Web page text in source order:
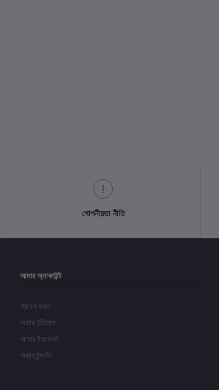
গোপনীয়তা নীতি
আমার অ্যাকাউন্ট
প্রবেশ করুন
অর্ডার ইতিহাস
আমার ইচ্ছাগুলি
অর্ডার ট্র্যাকিং